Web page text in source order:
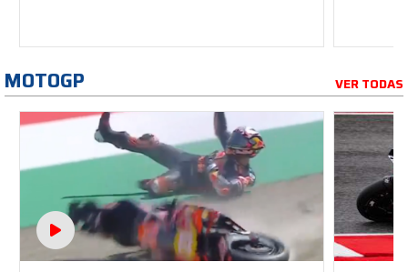
MOTOGP VER TODAS